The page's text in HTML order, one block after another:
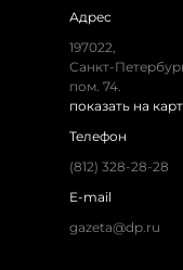
Адрес
197022,
Санкт-
пом. 74.
показать на
Телефон
(812) 328-28-28
E-mail
gazeta@dp.ru